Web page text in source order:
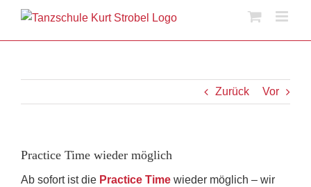
Zurück Vor
Practice Time wieder möglich
Ab sofort ist die Practice Time wieder möglich – wir